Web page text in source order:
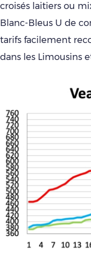
croisés laitiers ou
Blanc-Bleus U de
tarifs facilement
dans les Limousins